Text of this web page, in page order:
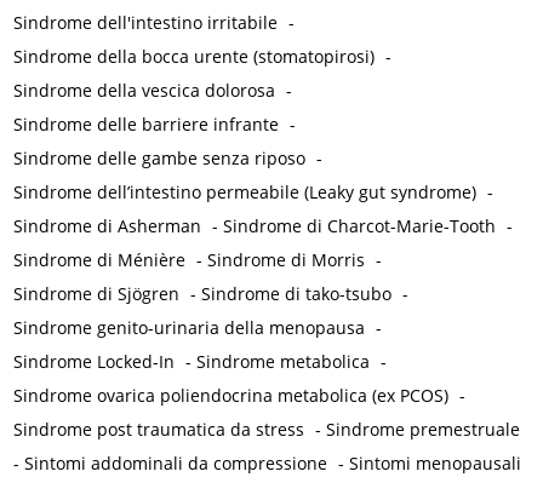
Sindrome dell'intestino irritabile -
Sindrome della bocca urente (stomatopirosi) -
Sindrome della vescica dolorosa -
Sindrome delle barriere infrante -
Sindrome delle gambe senza riposo -
Sindrome dell’intestino permeabile (Leaky gut syndrome) -
Sindrome di Asherman -Sindrome di Charcot-Marie-Tooth -
Sindrome di Ménière -Sindrome di Morris -
Sindrome di Sjögren -Sindrome di tako-tsubo -
Sindrome genito-urinaria della menopausa -
Sindrome Locked-In -Sindrome metabolica -
Sindrome ovarica poliendocrina metabolica (ex PCOS) -
Sindrome post traumatica da stress -Sindrome premestruale
-Sintomi addominali da compressione -Sintomi menopausali